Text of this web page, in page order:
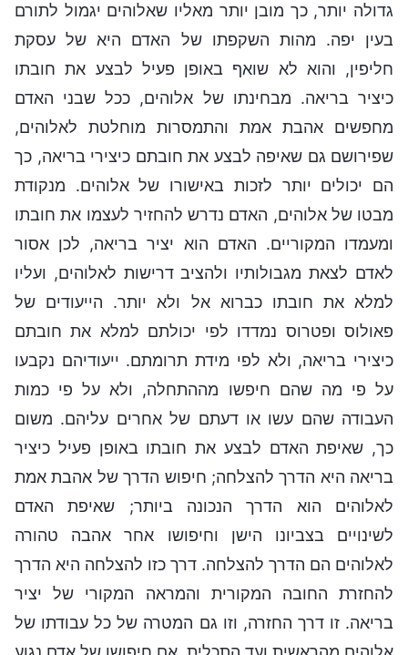
גדולה יותר, כך מובן יותר מאליו שאלוהים יגמול לתורם
בעין יפה. מהות השקפתו של האדם היא של עסקת
חליפין, והוא לא שואף באופן פעיל לבצע את חובתו
כיציר בריאה. מבחינתו של אלוהים, ככל שבני האדם
מחפשים אהבת אמת והתמסרות מוחלטת לאלוהים,
שפירושם גם שאיפה לבצע את חובתם כיצירי בריאה, כך
הם יכולים יותר לזכות באישורו של אלוהים. מנקודת
מבטו של אלוהים, האדם נדרש להחזיר לעצמו את חובתו
ומעמדו המקוריים. האדם הוא יציר בריאה, לכן אסור
לאדם לצאת מגבולותיו ולהציב דרישות לאלוהים, ועליו
למלא את חובתו כברוא אל ולא יותר. הייעודים של
פאולוס ופטרוס נמדדו לפי יכולתם למלא את חובתם
כיצירי בריאה, ולא לפי מידת תרומתם. ייעודיהם נקבעו
על פי מה שהם חיפשו מההתחלה, ולא על פי כמות
העבודה שהם עשו או דעתם של אחרים עליהם. משום
כך, שאיפת האדם לבצע את חובתו באופן פעיל כיציר
בריאה היא הדרך להצלחה; חיפוש הדרך של אהבת אמת
לאלוהים הוא הדרך הנכונה ביותר; שאיפת האדם
לשינויים בצביונו הישן וחיפושו אחר אהבה טהורה
לאלוהים הם הדרך להצלחה. דרך כזו להצלחה היא הדרך
להחזרת החובה המקורית והמראה המקורי של יציר
בריאה. זו דרך החזרה, וזו גם המטרה של כל עבודתו של